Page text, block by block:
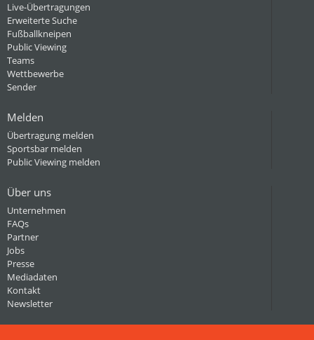
Live-Übertragungen
Erweiterte Suche
Fußballkneipen
Public Viewing
Teams
Wettbewerbe
Sender
Melden
Übertragung melden
Sportsbar melden
Public Viewing melden
Über uns
Unternehmen
FAQs
Partner
Jobs
Presse
Mediadaten
Kontakt
Newsletter